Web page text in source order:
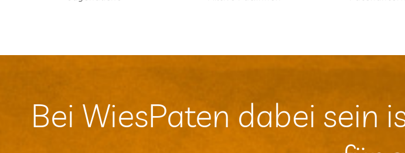
Bei Wie­sPa­ten dabei sein